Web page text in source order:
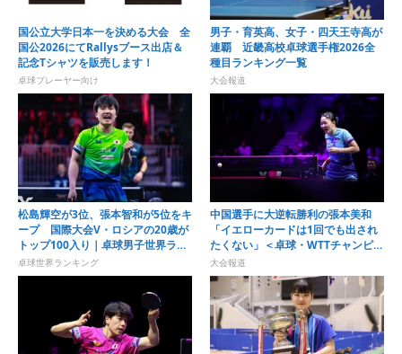
国公立大学日本一を決める大会 全
国公2026にてRallysブース出店＆
記念Tシャツを販売します！
卓球プレーヤー向け
男子・育英高、女子・四天王寺高が
連覇 近畿高校卓球選手権2026全
種目ランキング一覧
大会報道
松島輝空が3位、張本智和が5位をキ
ープ 国際大会V・ロシアの20歳が
トップ100入り｜卓球男子世界ラン
キング（2026年第32週）
卓球世界ランキング
中国選手に大逆転勝利の張本美和
「イエローカードは1回でも出され
たくない」＜卓球・WTTチャンピオ
ンズ横浜2026＞
大会報道